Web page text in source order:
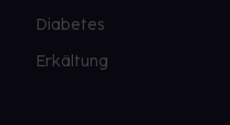
Diabetes
Erkältung